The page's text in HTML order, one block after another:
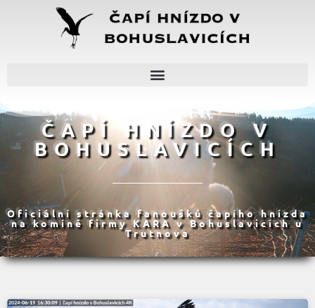
ČAPÍ HNÍZDO V
BOHUSLAVICÍCH
Oficiální stránka fanoušků čapího hnízda
na komíně firmy KARA v Bohuslavicích u
Trutnova